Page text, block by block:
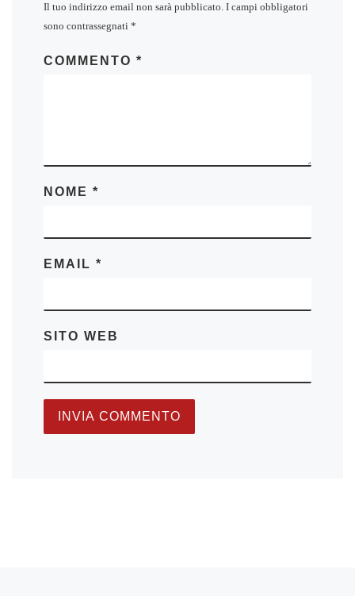
Il tuo indirizzo email non sarà pubblicato. I campi obbligatori
sono contrassegnati *
COMMENTO *
NOME *
EMAIL *
SITO WEB